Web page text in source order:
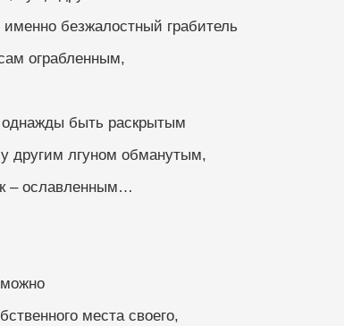
безжалостный грабитель
ограбленным,
однажды быть раскрытым
другим лгуном обманутым,
– ославленным…
места своего,